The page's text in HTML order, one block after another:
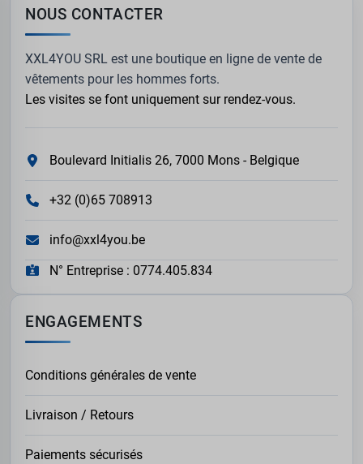
NOUS CONTACTER
XXL4YOU SRL est une boutique en ligne de vente de
vêtements pour les hommes forts.
Les visites se font uniquement sur rendez-vous.
Boulevard Initialis 26, 7000 Mons - Belgique
+32 (0)65 708913
info@xxl4you.be
N° Entreprise : 0774.405.834
ENGAGEMENTS
Conditions générales de vente
Livraison / Retours
Paiements sécurisés